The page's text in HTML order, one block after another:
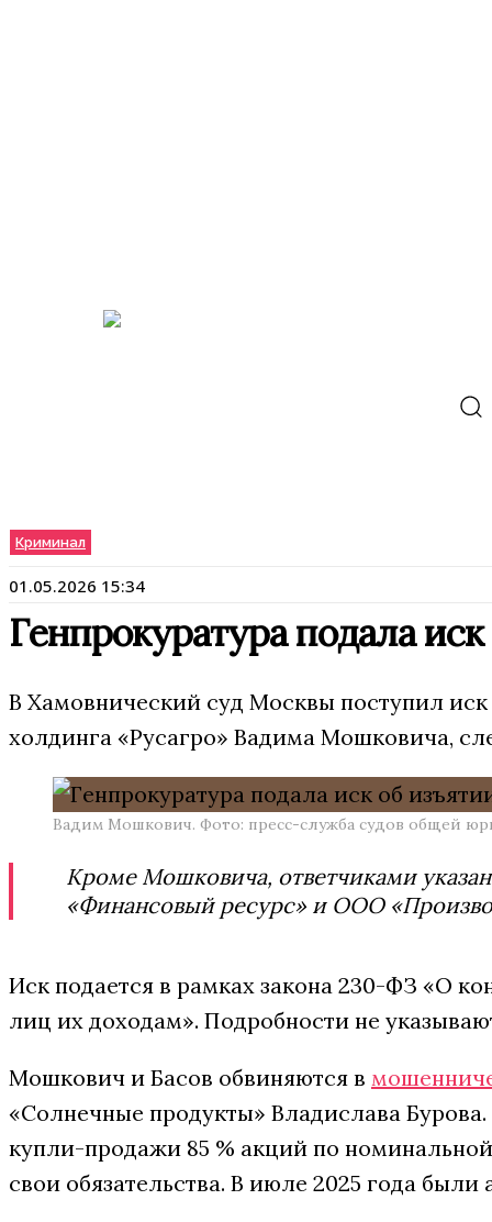
Криминал
01.05.2026 15:34
Генпрокуратура подала
В Хамовнический суд Москвы поступил
холдинга «Русагро» Вадима Мошковича,
Вадим Мошкович. Фото: пресс-служба судов общей
Кроме Мошковича, ответчиками
«Финансовый ресурс» и ООО
Иск подается в рамках закона 230-ФЗ «О
лиц их доходам». Подробности не
Мошкович и Басов обвиняются в
«Солнечные продукты» Владислава
купли-продажи 85 % акций по
свои обязательства. В июле 2025 года